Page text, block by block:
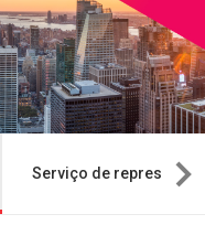
Serviço de